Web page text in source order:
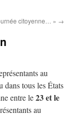
citoyenne… » →
au
dans tous les États
entre le23 et le
au